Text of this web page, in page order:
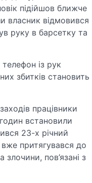
підійшов ближче
власник відмовився
руку в барсетку та
із рук
збитків становить
працівники
встановили
23-х річний
притягувався до
злочини, пов’язані з